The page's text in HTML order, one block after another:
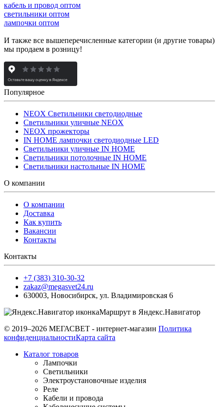
кабель и провод оптом
светильники оптом
лампочки оптом
И также все вышеперечисленные категории (и другие товары)
мы продаем в розницу!
Популярное
NEOX Светильники светодиодные
Светильники уличные NEOX
NEOX прожекторы
IN HOME лампочки светодиодные LED
Светильники уличные IN HOME
Светильники потолочные IN HOME
Светильники настольные IN HOME
О компании
О компании
Доставка
Как купить
Вакансии
Контакты
Контакты
+7 (383) 310-30-32
zakaz@megasvet24.ru
630003, Новосибирск, ул. Владимировская 6
Маршрут в Яндекс.Навигатор
© 2019–2026 МЕГАСВЕТ - интернет-магазин Политика
конфиденциальностиКарта сайта
Каталог товаров
Лампочки
Светильники
Электроустановочные изделия
Реле
Кабели и провода